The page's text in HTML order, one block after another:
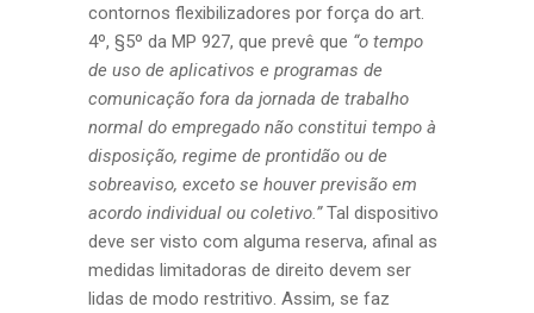
contornos flexibilizadores por força do art.
4º, §5º da MP 927, que prevê que “o tempo
de uso de aplicativos e programas de
comunicação fora da jornada de trabalho
normal do empregado não constitui tempo à
disposição, regime de prontidão ou de
sobreaviso, exceto se houver previsão em
acordo individual ou coletivo.”Tal dispositivo
deve ser visto com alguma reserva, afinal as
medidas limitadoras de direito devem ser
lidas de modo restritivo. Assim, se faz